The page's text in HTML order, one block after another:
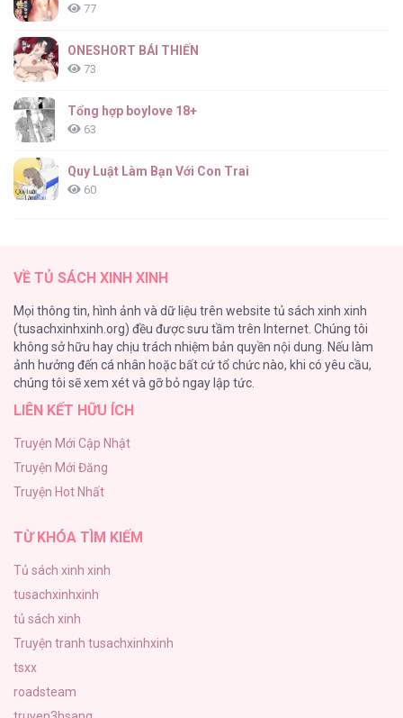
77
ONESHORT BÁI THIẾN
73
Tổng hợp boylove 18+
63
Quy Luật Làm Bạn Với Con Trai
60
50
Tuyển Tập Manhwa Ngắn Bạo Dăm
44
CẨN THẬN TRĂNG TRÒN THÁNG 3 ĐẤY
Con Tim Rung Động
41
VỀ TỦ SÁCH XINH XINH
Mọi thông tin, hình ảnh và dữ liệu trên website tủ sách xinh xinh
(tusachxinhxinh.org) đều được sưu tầm trên Internet. Chúng tôi
không sở hữu hay chịu trách nhiệm bản quyền nội dung. Nếu làm
ảnh hưởng đến cá nhân hoặc bất cứ tổ chức nào, khi có yêu cầu,
chúng tôi sẽ xem xét và gỡ bỏ ngay lập tức.
LIÊN KẾT HỮU ÍCH
Truyện Mới Cập Nhật
Truyện Mới Đăng
Truyện Hot Nhất
TỪ KHÓA TÌM KIẾM
Tủ sách xinh xinh
tusachxinhxinh
tủ sách xinh
Truyện tranh tusachxinhxinh
tsxx
roadsteam